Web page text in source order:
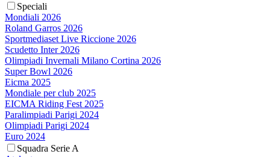
Speciali
Mondiali 2026
Roland Garros 2026
Sportmediaset Live Riccione 2026
Scudetto Inter 2026
Olimpiadi Invernali Milano Cortina 2026
Super Bowl 2026
Eicma 2025
Mondiale per club 2025
EICMA Riding Fest 2025
Paralimpiadi Parigi 2024
Olimpiadi Parigi 2024
Euro 2024
Squadra Serie A